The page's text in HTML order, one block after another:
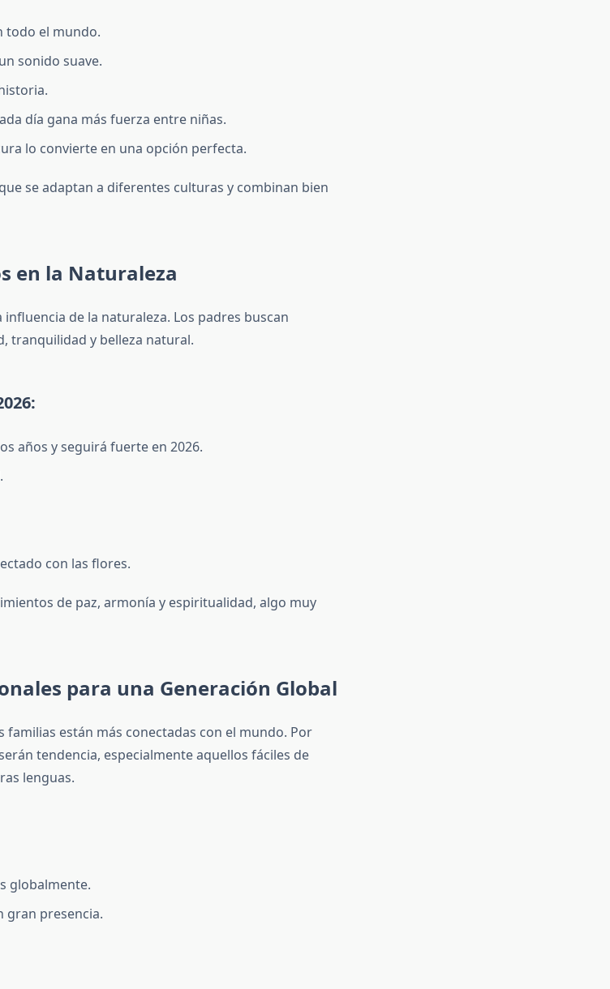
todo el mundo.
sonido suave.
día gana más fuerza entre niñas.
lo convierte en una opción perfecta.
se adaptan a diferentes culturas y combinan bien
en la Naturaleza
de la naturaleza. Los padres buscan
tranquilidad y belleza natural.
años y seguirá fuerte en 2026.
con las flores.
de paz, armonía y espiritualidad, algo muy
para una Generación Global
familias están más conectadas con el mundo. Por
tendencia, especialmente aquellos fáciles de
lenguas.
globalmente.
gran presencia.